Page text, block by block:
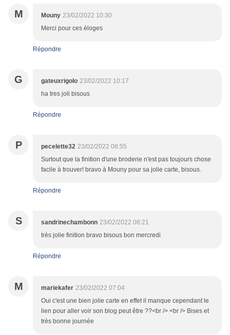
M Mouny 23/02/2022 10:30
Merci pour ces éloges
Répondre
G gateuxrigolo 23/02/2022 10:17
ha tres joli bisous
Répondre
P pecelette32 23/02/2022 08:55
Surtout que la finition d'une broderie n'est pas toujours chose
facile à trouver! bravo à Mouny pour sa jolie carte, bisous.
Répondre
S sandrinechambonn 23/02/2022 08:21
très jolie finition bravo bisous bon mercredi
Répondre
M mariekafer 23/02/2022 07:04
Oui c'est une bien jolie carte en effet il manque cependant le
lien pour aller voir son blog peut être ??<br /> <br /> Bises et
très bonne journée